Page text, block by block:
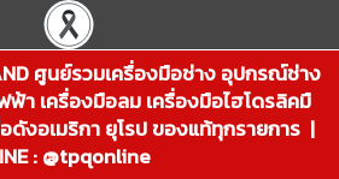
ศูนย์รวมเครื่องมือช่าง อุปกรณ์ช่าง
ฟ้า เครื่องมือลม เครื่องมือไฮโดรลิคมื
งอเมริกา ยุโรป ของแท้ทุกรายการ |
: @tpqonline